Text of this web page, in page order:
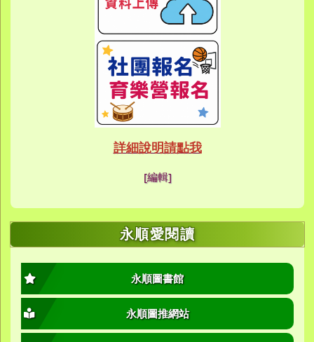
link to https://
link to https://
link to https://
link to https://
link to https://
link to https://
link to https://
link to https://
link to https://
link to https://
link to https://
link to https://
link to https://
link to https://
link to https://
link to https://
link to https://
link to https://
link to https://
link to https://
link to https://
link to https://
link to https://
link to https://
link to https://
link to https://
link to https://
link to https://
link to https://
link to https://
link to https://
link to https://
link to https://
link to https://
link to https://
link to https://
link to https://
link to https://
link to https://
link to https://
link to https://
link to https://
link to https://
link to https://
link to https://
link to https://
link to https://
link to https://
link to https://
link to https://
link to https://
link to https://
link to https://
link to https://
link to https://
link to https://
link to https://
link to https://
link to https://
ink to https://forms.gle/
詳細說明請點我
link to https://
[編輯]
永順愛閱讀
永順圖書館
永順圖推網站